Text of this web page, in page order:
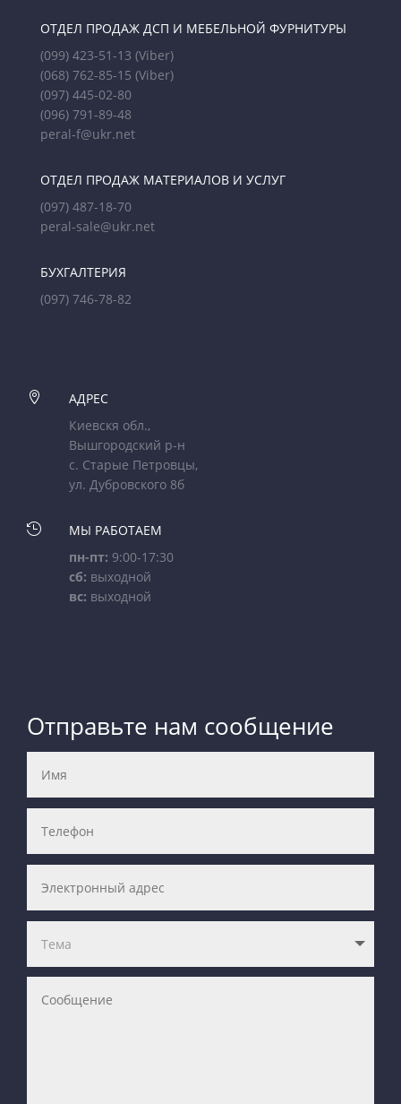
ОТДЕЛ ПРОДАЖ ДСП И МЕБЕЛЬНОЙ ФУРНИТУРЫ
(099) 423-51-13 (Viber)
(068) 762-85-15 (Viber)
(097) 445-02-80
(096) 791-89-48
peral-f@ukr.net
ОТДЕЛ ПРОДАЖ МАТЕРИАЛОВ И УСЛУГ
(097) 487-18-70
peral-sale@ukr.net
БУХГАЛТЕРИЯ
(097) 746-78-82

АДРЕС
Киевскя обл.,
Вышгородский р-н
с. Старые Петровцы,
ул. Дубровского 8б

МЫ РАБОТАЕМ
пн-пт: 9:00-17:30
сб: выходной
вс: выходной
Отправьте нам сообщение